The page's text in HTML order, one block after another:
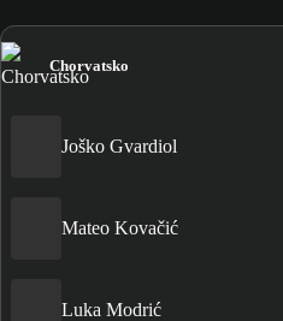
Chorvatsko
Joško Gvardiol
Mateo Kovačić
Luka Modrić